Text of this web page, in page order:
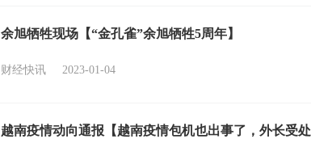
余旭牺牲现场【“金孔雀”余旭牺牲5周年】
财经快讯 2023-01-04
越南疫情动向通报【越南疫情包机也出事了，外长受